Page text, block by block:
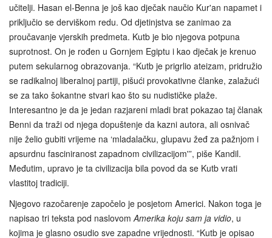
učitelji. Hasan el-Benna je još kao dječak naučio Kur'an napamet i
priključio se derviškom redu. Od djetinjstva se zanimao za
proučavanje vjerskih predmeta. Kutb je bio njegova potpuna
suprotnost. On je rođen u Gornjem Egiptu i kao dječak je krenuo
putem sekularnog obrazovanja. “Kutb je prigrlio ateizam, pridružio
se radikalnoj liberalnoj partiji, pišući provokativne članke, zalažući
se za tako šokantne stvari kao što su nudističke plaže.
Interesantno je da je jedan razjareni mladi brat pokazao taj članak
Benni da traži od njega dopuštenje da kazni autora, ali osnivač
nije želio gubiti vrijeme na ‘mladalačku, glupavu žeđ za pažnjom i
apsurdnu fasciniranost zapadnom civilizacijom'”, piše Kandil.
Međutim, upravo je ta civilizacija bila povod da se Kutb vrati
vlastitoj tradiciji.
Njegovo razočarenje započelo je posjetom Americi. Nakon toga je
napisao tri teksta pod naslovom Amerika koju sam ja vidio, u
kojima je glasno osudio sve zapadne vrijednosti. “Kutb je opisao